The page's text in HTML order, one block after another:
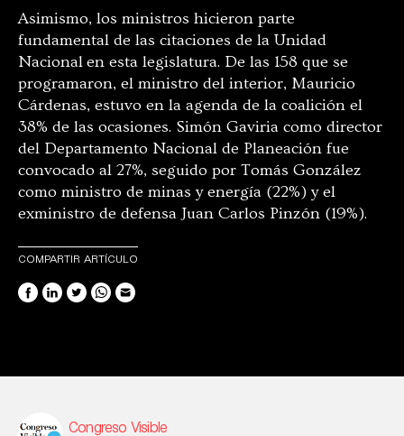
Asimismo, los ministros hicieron parte
fundamental de las citaciones de la Unidad
Nacional en esta legislatura. De las 158 que se
programaron, el ministro del interior, Mauricio
Cárdenas, estuvo en la agenda de la coalición el
38% de las ocasiones. Simón Gaviria como director
del Departamento Nacional de Planeación fue
convocado al 27%, seguido por Tomás González
como ministro de minas y energía (22%) y el
exministro de defensa Juan Carlos Pinzón (19%).
COMPARTIR ARTÍCULO
Congreso Visible